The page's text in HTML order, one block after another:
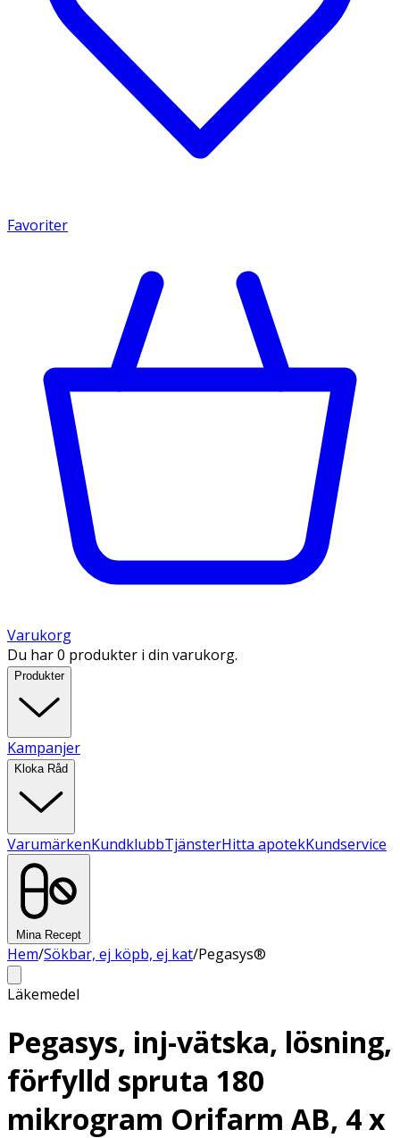
Favoriter
Varukorg
Du har 0 produkter i din varukorg.
Produkter
Kampanjer
Kloka Råd
VarumärkenKundklubbTjänsterHitta apotekKundservice
Mina Recept
Hem/Sökbar, ej köpb, ej kat/Pegasys®
Läkemedel
Pegasys, inj-vätska, lösning,
förfylld spruta 180
mikrogram Orifarm AB, 4 x